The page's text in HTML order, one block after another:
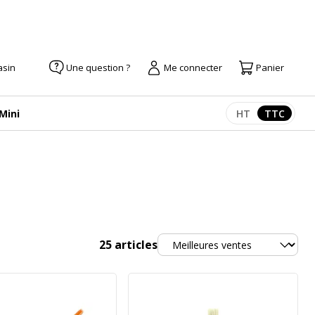
Une question ? Me connecter Panier
Afficher les
HT TTC
25 articlesTrier